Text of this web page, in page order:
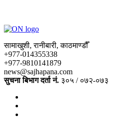
सामाखुशी, रानीबारी, काठमाण्डौँ
+977-014355338
+977-9810141879
news@sajhapana.com
सुचना बिभाग दर्ता नं. ३०५ / ०७२-०७३